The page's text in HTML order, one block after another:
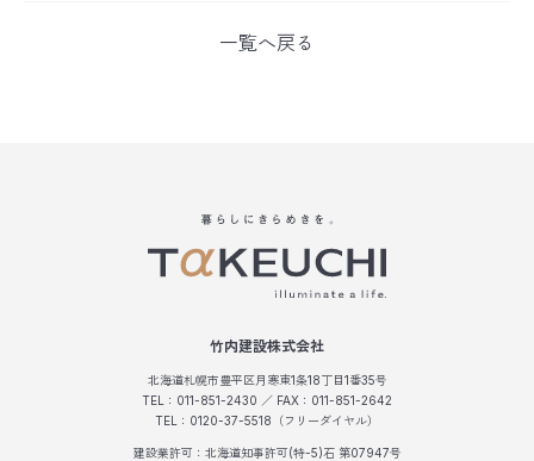
一覧へ戻る
竹内建設株式会社
北海道札幌市豊平区月寒東1条18丁目1番35号
TEL：011-851-2430 ／ FAX：011-851-2642
TEL：0120-37-5518（フリーダイヤル）
建設業許可：北海道知事許可(特-5)石 第07947号